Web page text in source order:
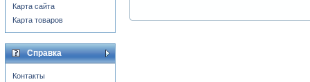
Карта сайта
Карта товаров
Справка
Контакты